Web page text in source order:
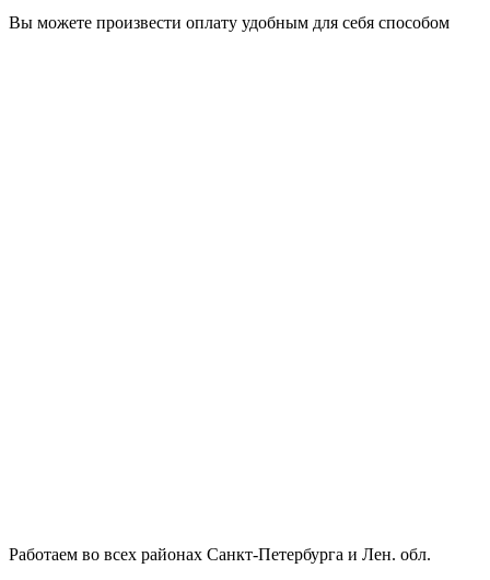
Вы можете произвести оплату удобным для себя способом
Работаем во всех районах Санкт-Петербурга и Лен. обл.